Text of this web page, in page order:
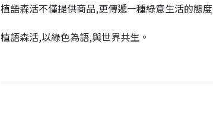
植語森活不僅提供商品,更傳遞一種綠意生活的態
植語森活,以綠色為語,與世界共生。